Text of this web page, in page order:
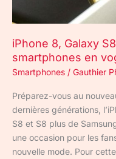
iPhone 8, Galaxy
smartphones en
Smartphones / Gauthier
Préparez-vous au
dernières générations,
S8 et S8 plus de
une occasion pour les
nouvelle mode. Pour
vogue
2017
?